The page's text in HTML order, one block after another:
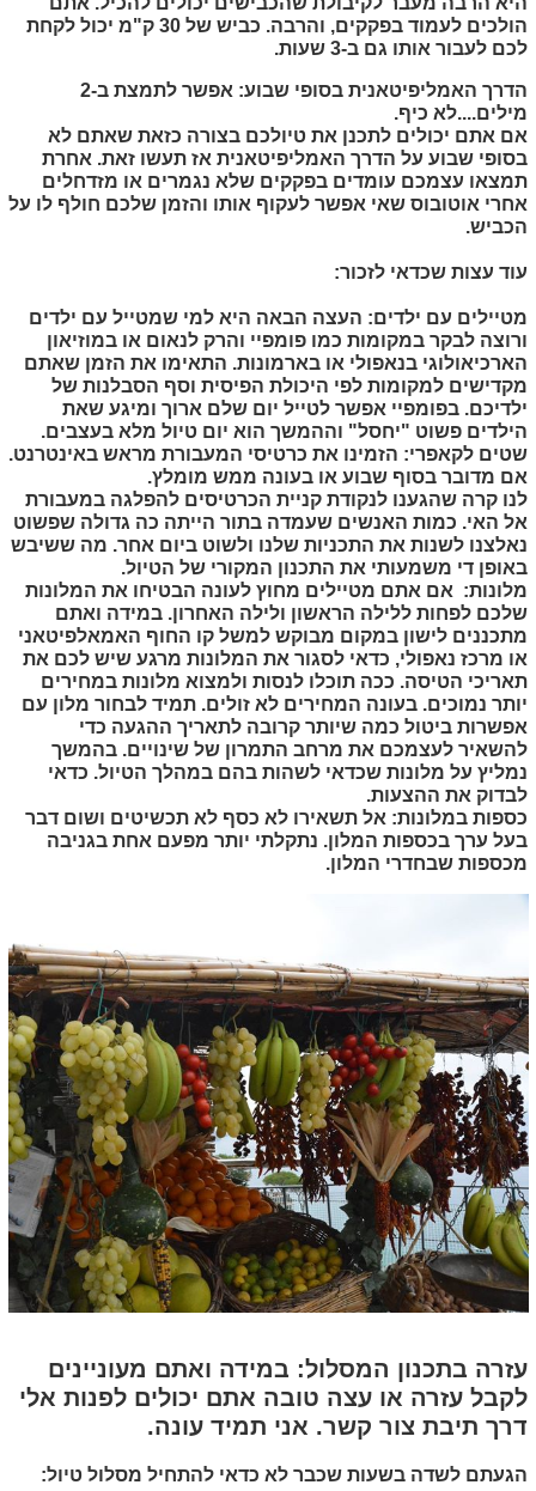
הולכים לעמוד בפקקים, והרבה. כביש של 30 ק"מ יכול לקחת
לכם לעבור אותו גם ב-3 שעות.
הדרך האמליפיטאנית בסופי שבוע:
אפשר לתמצת ב-2
מילים....לא כיף.
אם אתם יכולים לתכנן את טיולכם בצורה כזאת שאתם לא
בסופי שבוע על הדרך האמליפיטאנית אז תעשו זאת. אחרת
תמצאו עצמכם עומדים בפקקים שלא נגמרים או מזדחלים
אחרי אוטובוס שאי אפשר לעקוף אותו והזמן שלכם חולף לו על
הכביש.
עוד עצות שכדאי לזכור:
מטיילים עם ילדים: העצה הבאה היא למי שמטייל עם ילדים
ורוצה לבקר במקומות כמו פומפיי והרק לנאום או במוזיאון
הארכיאולוגי בנאפולי או בארמונות. התאימו את הזמן שאתם
מקדישים למקומות לפי היכולת הפיסית וסף הסבלנות של
ילדיכם. בפומפיי אפשר לטייל יום שלם ארוך ומיגע שאת
הילדים פשוט "יחסל" וההמשך הוא יום טיול מלא בעצבים.
שטים לקאפרי: הזמינו את כרטיסי המעבורת מראש באינטרנט.
אם מדובר בסוף שבוע או בעונה ממש מומלץ.
לנו קרה שהגענו לנקודת קניית הכרטיסים להפלגה במעבורת
אל האי. כמות האנשים שעמדה בתור הייתה כה גדולה שפשוט
נאלצנו לשנות את התכניות שלנו ולשוט ביום אחר. מה ששיבש
באופן די משמעותי את התכנון המקורי של הטיול.
מלונות: אם אתם מטיילים מחוץ לעונה הבטיחו את המלונות
שלכם לפחות ללילה הראשון ולילה האחרון. במידה ואתם
מתכננים לישון במקום מבוקש למשל קו החוף האמאלפיטאני
או מרכז נאפולי, כדאי לסגור את המלונות מרגע שיש לכם את
תאריכי הטיסה. ככה תוכלו לנסות ולמצוא מלונות במחירים
יותר נמוכים. בעונה המחירים לא זולים. תמיד לבחור מלון עם
אפשרות ביטול כמה שיותר קרובה לתאריך ההגעה כדי
להשאיר לעצמכם את מרחב התמרון של שינויים. בהמשך
נמליץ על מלונות שכדאי לשהות בהם במהלך הטיול. כדאי
לבדוק את ההצעות.
כספות במלונות: אל תשאירו לא כסף לא תכשיטים ושום דבר
בעל ערך בכספות המלון. נתקלתי יותר מפעם אחת בגניבה
מכספות שבחדרי המלון.
עזרה בתכנון המסלול: במידה ואתם מעוניינים
לקבל עזרה או עצה טובה אתם יכולים לפנות אלי
דרך תיבת צור קשר. אני תמיד עונה.
הגעתם לשדה בשעות שכבר לא כדאי להתחיל מסלול טיול: